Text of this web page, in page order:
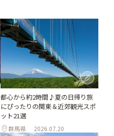
都心から約2時間♪夏の日帰り旅
にぴったりの関東＆近郊観光スポ
ット21選
群馬県 2026.07.20